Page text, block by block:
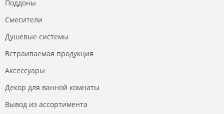
Поддоны
Смесители
Душевые системы
Встраиваемая продукция
Аксессуары
Декор для ванной комнаты
Вывод из ассортимента